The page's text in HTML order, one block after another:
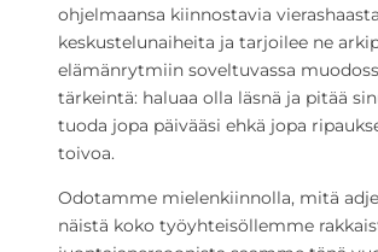
ohjelmaansa kiinnostavia
keskustelunaiheita ja tarjoilee ne
elämänrytmiin soveltuvassa
tärkeintä: haluaa olla läsnä ja pitää
tuoda jopa päivääsi ehkä jopa
toivoa.
Odotamme mielenkiinnolla, mitä
näistä koko työyhteisöllemme